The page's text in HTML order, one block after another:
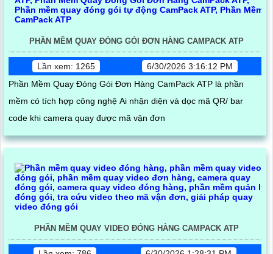
PHẦN MỀM QUAY ĐÓNG GÓI ĐƠN HÀNG CAMPACK ATP
Lần xem: 1265
6/30/2026 3:16:12 PM
Phần Mềm Quay Đóng Gói Đơn Hàng CamPack ATP là phần
mềm có tích hợp công nghệ Ai nhận diện và dọc mã QR/ bar
code khi camera quay được mã vận đơn
PHẦN MỀM QUAY VIDEO ĐÓNG HÀNG CAMPACK ATP